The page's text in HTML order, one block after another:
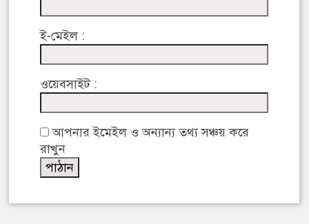
ই-মেইল :
ওয়েবসাইট :
আপনার ইমেইল ও অন্যান্য তথ্য সঞ্চয় করে
রাখুন